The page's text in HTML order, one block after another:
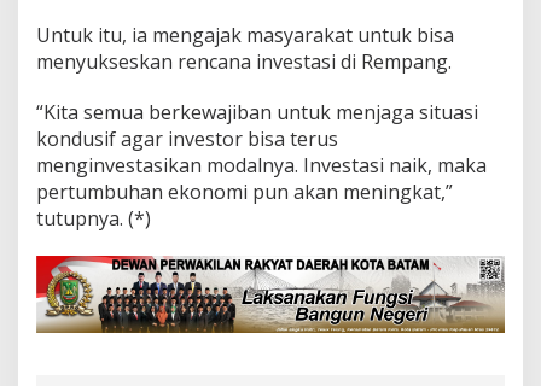
Untuk itu, ia mengajak masyarakat untuk bisa
menyukseskan rencana investasi di Rempang.
“Kita semua berkewajiban untuk menjaga situasi
kondusif agar investor bisa terus
menginvestasikan modalnya. Investasi naik, maka
pertumbuhan ekonomi pun akan meningkat,”
tutupnya. (*)